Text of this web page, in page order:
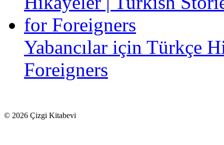
Yabancılar için Türkçe
Foreigners
© 2026 Çizgi Kitabevi